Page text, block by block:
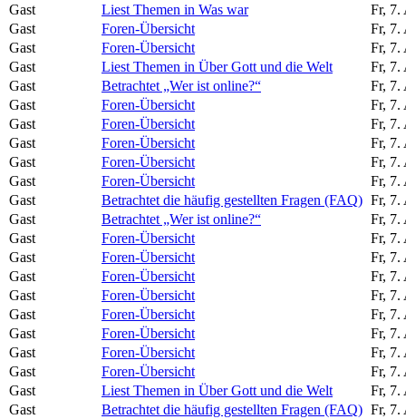
Gast
Liest Themen in Was war
Fr, 7.
Gast
Foren-Übersicht
Fr, 7.
Gast
Foren-Übersicht
Fr, 7.
Gast
Liest Themen in Über Gott und die Welt
Fr, 7.
Gast
Betrachtet „Wer ist online?“
Fr, 7.
Gast
Foren-Übersicht
Fr, 7.
Gast
Foren-Übersicht
Fr, 7.
Gast
Foren-Übersicht
Fr, 7.
Gast
Foren-Übersicht
Fr, 7.
Gast
Foren-Übersicht
Fr, 7.
Gast
Betrachtet die häufig gestellten Fragen (FAQ) Fr, 7.
Gast
Betrachtet „Wer ist online?“
Fr, 7.
Gast
Foren-Übersicht
Fr, 7.
Gast
Foren-Übersicht
Fr, 7.
Gast
Foren-Übersicht
Fr, 7.
Gast
Foren-Übersicht
Fr, 7.
Gast
Foren-Übersicht
Fr, 7.
Gast
Foren-Übersicht
Fr, 7.
Gast
Foren-Übersicht
Fr, 7.
Gast
Foren-Übersicht
Fr, 7.
Gast
Liest Themen in Über Gott und die Welt
Fr, 7.
Gast
Betrachtet die häufig gestellten Fragen (FAQ) Fr, 7.